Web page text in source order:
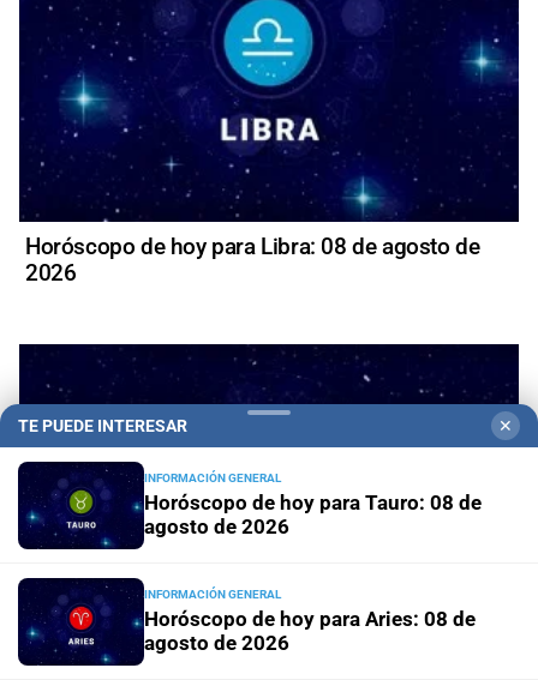
Horóscopo de hoy para Libra: 08 de agosto de
2026
TE PUEDE INTERESAR ✕
INFORMACIÓN GENERAL
Horóscopo de hoy para Tauro: 08 de
agosto de 2026
INFORMACIÓN GENERAL
Horóscopo de hoy para Aries: 08 de
agosto de 2026